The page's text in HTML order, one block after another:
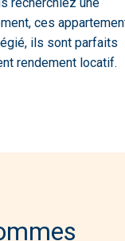
ces
ils sont parfaits
rendement locatif.